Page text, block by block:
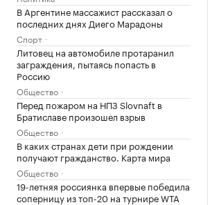
В Аргентине массажист рассказал о
последних днях Диего Марадоны
Спорт
Литовец на автомобиле протаранил
заграждения, пытаясь попасть в
Россию
Общество
Перед пожаром на НПЗ Slovnaft в
Братиславе произошел взрыв
Общество
В каких странах дети при рождении
получают гражданство. Карта мира
Общество
19-летняя россиянка впервые победила
соперницу из топ-20 на турнире WTA